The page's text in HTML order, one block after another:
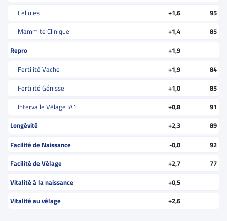
Cellules +1,6
95
Mammite Clinique
+1,4
85
Repro
+1,9
Fertilité Vache
+1,9
84
Fertilité Génisse
+1,0
85
Intervalle Vêlage IA1
+0,8
91
Longévité
+2,3
89
Facilité de Naissance
-0,0
92
Facilité de Vélage
+2,7
77
Vitalité à la naissance
+0,5
Vitalité au vêlage
+2,6